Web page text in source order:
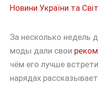
Новини України та
За несколько недель
моды дали свои
чём его лучше
нарядах